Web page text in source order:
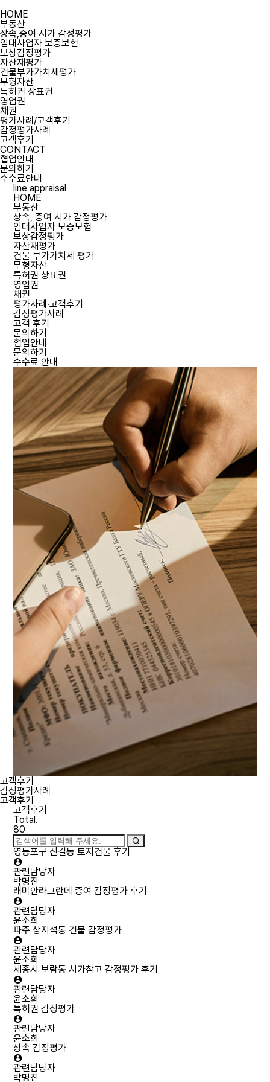
HOME
부동산
상속,증여 시가 감정평가
임대사업자 보증보험
보상감정평가
자산재평가
건물부가가치세평가
무형자산
특허권 상표권
영업권
채권
평가사례/고객후기
감정평가사례
고객후기
CONTACT
협업안내
문의하기
수수료안내
line appraisal
HOME
부동산
상속, 증여 시가 감정평가
임대사업자 보증보험
보상감정평가
자산재평가
건물 부가가치세 평가
무형자산
특허권 상표권
영업권
채권
평가사례·고객후기
감정평가사례
고객 후기
문의하기
협업안내
문의하기
수수료 안내
고객후기
감정평가사례
고객후기
고객후기
Total.
80
영등포구 신길동 토지건물 후기
관련담당자
박명진
래미안라그란데 증여 감정평가 후기
관련담당자
윤소희
파주 상지석동 건물 감정평가
관련담당자
윤소희
세종시 보람동 시가참고 감정평가 후기
관련담당자
윤소희
특허권 감정평가
관련담당자
윤소희
상속 감정평가
관련담당자
박명진